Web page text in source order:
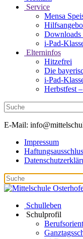
Service
Mensa
Downloads
i-Pad-
Elterninfos
Hitzefrei
Die
i-Pad-
Herbstfest
E-Mail:
Impressum
Schulleben
Schulprofil